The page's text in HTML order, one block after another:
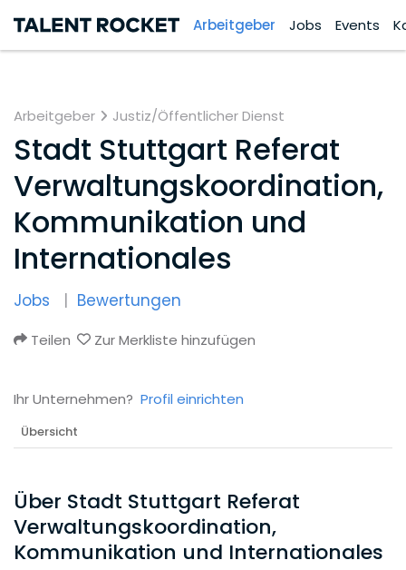
Arbeitgeber Jobs Events
Arbeitgeber Justiz/Öffentlicher Dienst
Stadt Stuttgart Referat
Verwaltungskoordination,
Kommunikation und
Internationales
Jobs Bewertungen
Teilen Zur Merkliste hinzufügen
Ihr Unternehmen? Profil einrichten
Übersicht
Über Stadt Stuttgart Referat
Verwaltungskoordination,
Kommunikation und Internationales